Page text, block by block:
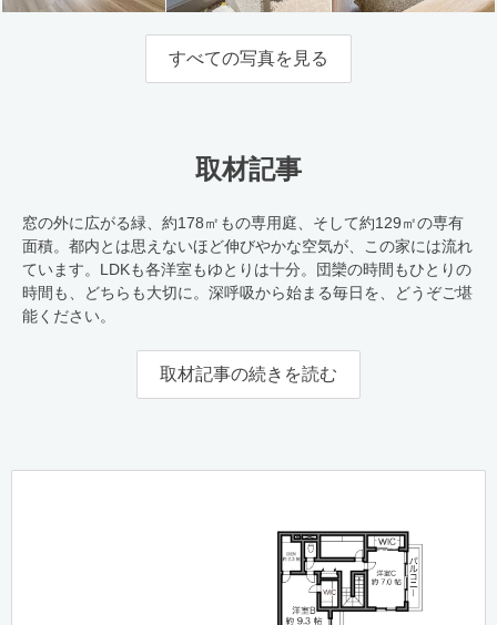
すべての写真を見る
取材記事
窓の外に広がる緑、約178㎡もの専用庭、そして約129㎡の専有
面積。都内とは思えないほど伸びやかな空気が、この家には流れ
ています。LDKも各洋室もゆとりは十分。団欒の時間もひとりの
時間も、どちらも大切に。深呼吸から始まる毎日を、どうぞご堪
能ください。
取材記事の続きを読む